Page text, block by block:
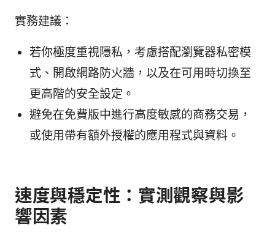
實務建議：
若你極度重視隱私，考慮搭配瀏覽器私密模
式、開啟網路防火牆，以及在可用時切換至
更高階的安全設定。
避免在免費版中進行高度敏感的商務交易，
或使用帶有額外授權的應用程式與資料。
速度與穩定性：實測觀察與影
響因素